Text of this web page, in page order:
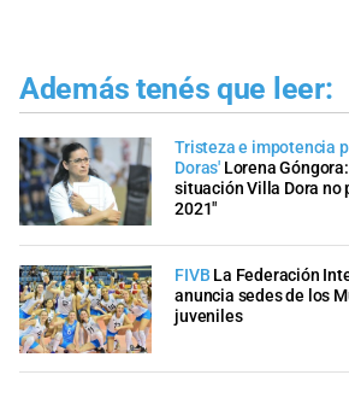
Además tenés que leer:
Tristeza e impotencia
Doras' Lorena
situación Villa Dora no
2021"
FIVB La Federación
anuncia sedes de los
juveniles